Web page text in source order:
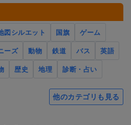
図シルエット 国旗
ゲーム
ーズ 動物 鉄道 バス
英語
歴史 地理 診断・占い
他のカテゴリも見る